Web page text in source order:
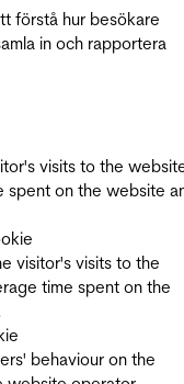
förstå hur besökare
in och rapportera
visits to the
spent on the website
visitor's visits to the
time spent on the
behaviour on the